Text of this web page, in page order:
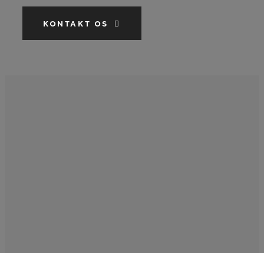
KONTAKT OS